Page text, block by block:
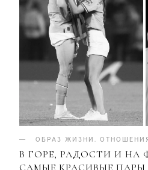
ОБРАЗ ЖИЗНИ ОТНОШЕНИЯ
В ГОРЕ, РАДОСТИ И НА
САМЫЕ КРАСИВЫЕ